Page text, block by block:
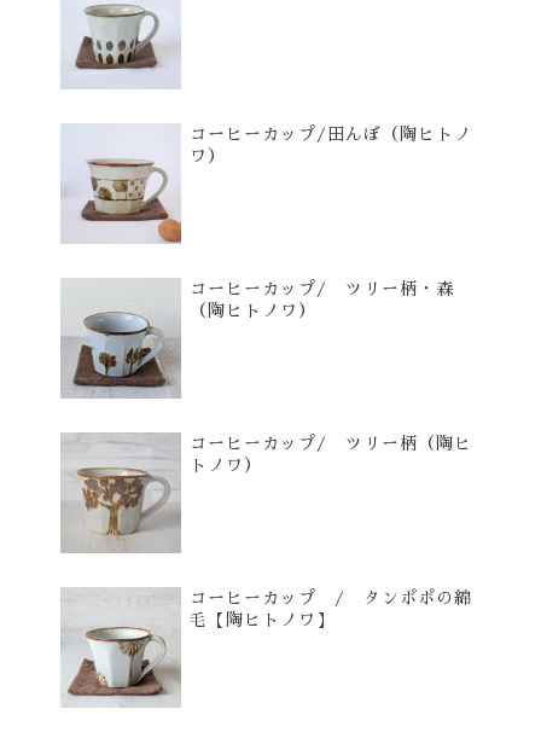
コーヒーカップ/田んぼ（陶ヒトノ
ワ）
コーヒーカップ/ ツリー柄・森
（陶ヒトノワ）
コーヒーカップ/ ツリー柄（陶ヒ
トノワ）
コーヒーカップ / タンポポの綿
毛【陶ヒトノワ】